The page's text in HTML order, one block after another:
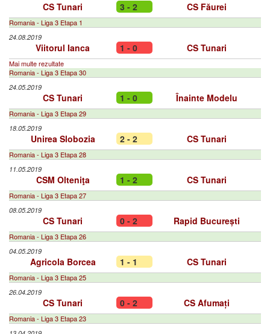
CS Tunari 3 - 2 CS Făurei
Romania - Liga 3 Etapa 1
24.08.2019
Viitorul Ianca 1 - 0 CS Tunari
Mai multe rezultate
Romania - Liga 3 Etapa 30
24.05.2019
CS Tunari 1 - 0 Înainte Modelu
Romania - Liga 3 Etapa 29
18.05.2019
Unirea Slobozia 2 - 2 CS Tunari
Romania - Liga 3 Etapa 28
11.05.2019
CSM Olteniţa 1 - 2 CS Tunari
Romania - Liga 3 Etapa 27
08.05.2019
CS Tunari 0 - 2 Rapid București
Romania - Liga 3 Etapa 26
04.05.2019
Agricola Borcea 1 - 1 CS Tunari
Romania - Liga 3 Etapa 25
26.04.2019
CS Tunari 0 - 2 CS Afumați
Romania - Liga 3 Etapa 23